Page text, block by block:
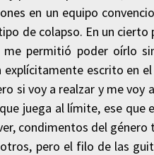
en un equipo
de colapso. En un
permitió poder oírlo
explícitamente escrito en
si voy a realzar y me voy
juega al límite, ese que
condimentos del
pero el filo de las